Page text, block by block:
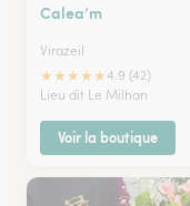
Calea’m
Virazeil
★★★★★4.9 (42)
Lieu dit Le Milhan
Voir la boutique